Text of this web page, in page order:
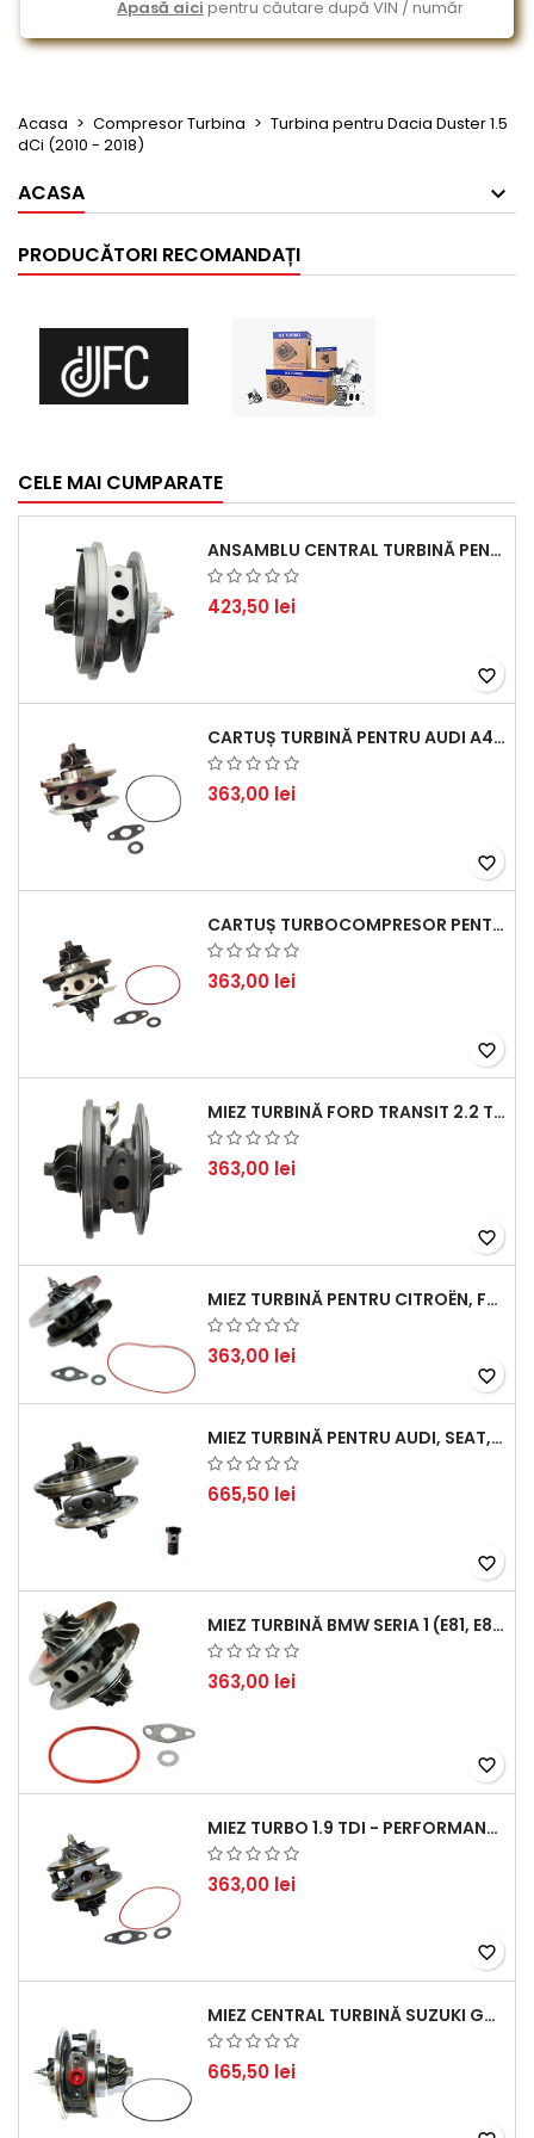
Apasă aici pentru căutare după VIN / număr
Acasa Compresor Turbina
Turbina pentru Dacia Duster 1.5
dCi (2010 - 2018)
ACASA
PRODUCĂTORI RECOMANDAȚI
CELE MAI CUMPARATE
ANSAMBLU CENTRAL TURBINĂ PENTRU BMW SERIA 3, SERIA 5 ȘI X3 - PERFORMANȚĂ ȘI FIABILITATE
423,50 lei
favorite_border
CARTUȘ TURBINĂ PENTRU AUDI A4, A6, SKODA SUPERB ȘI VW PASSAT, MOTOR DIESEL 1.9 TDI
363,00 lei
favorite_border
CARTUȘ TURBOCOMPRESOR PENTRU VW, AUDI, SEAT, SKODA - MOTOR DIESEL 2.0 TDI
363,00 lei
favorite_border
MIEZ TURBINĂ FORD TRANSIT 2.2 TDCI (2007-2016)
363,00 lei
favorite_border
MIEZ TURBINĂ PENTRU CITROËN, FORD, MAZDA, MINI, PEUGEOT ȘI VOLVO - MOTORIZĂRI 1.6 HDI ȘI 1.6 D
363,00 lei
favorite_border
MIEZ TURBINĂ PENTRU AUDI, SEAT, SKODA ȘI VOLKSWAGEN - MOTORIZĂRI 2.0 TDI 103KW 140CP
665,50 lei
favorite_border
MIEZ TURBINĂ BMW SERIA 1 (E81, E87) 120 D - CREȘTEȚI PERFORMANȚA ȘI RĂSPUNSUL MOTORULUI
363,00 lei
favorite_border
MIEZ TURBO 1.9 TDI - PERFORMANȚĂ FIABILĂ PENTRU AUDI, SEAT, SKODA ȘI VW
363,00 lei
favorite_border
MIEZ CENTRAL TURBINĂ SUZUKI GRAND ESCUDO II 1.9 DDIS TRACȚIUNE INTEGRALĂ - MOTORIZARE 1.9L, 95 KW (129 CP)
665,50 lei